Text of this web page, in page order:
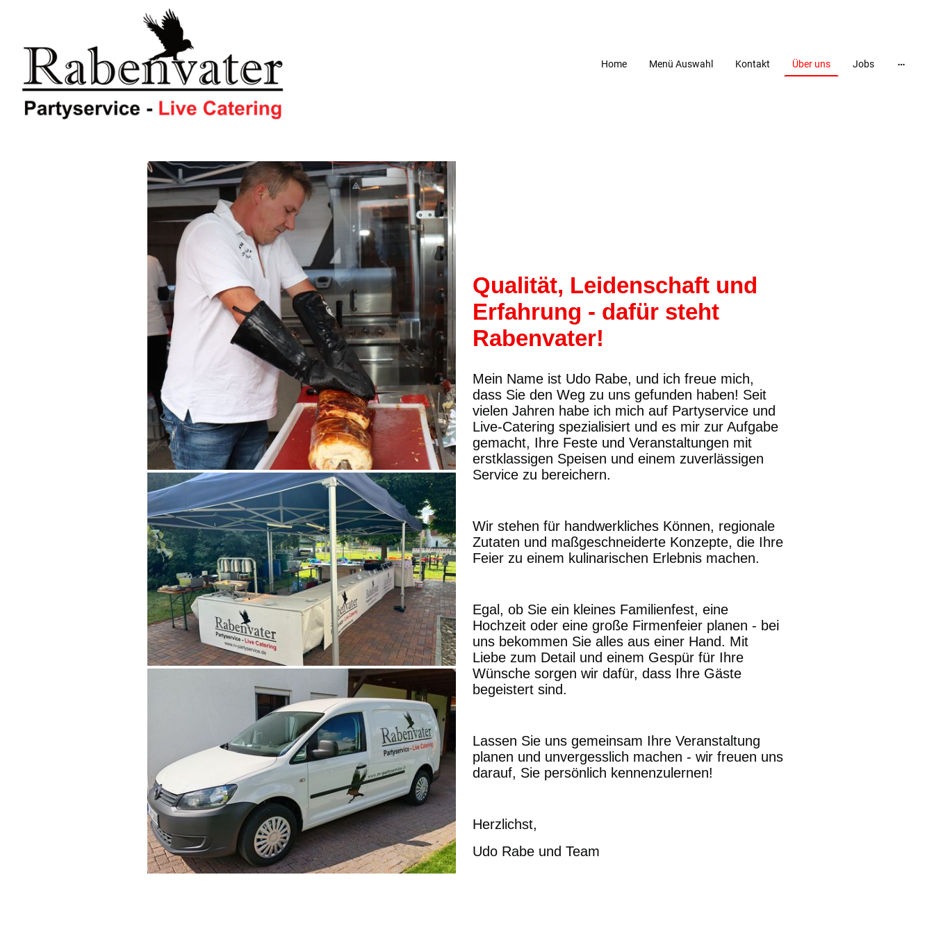
Home Menü Auswahl Kontakt Über uns Jobs
Qualität, Leidenschaft und
Erfahrung - dafür steht
Rabenvater!
Mein Name ist Udo Rabe, und ich freue mich,
dass Sie den Weg zu uns gefunden haben! Seit
vielen Jahren habe ich mich auf Partyservice und
Live-Catering spezialisiert und es mir zur Aufgabe
gemacht, Ihre Feste und Veranstaltungen mit
erstklassigen Speisen und einem zuverlässigen
Service zu bereichern.
Wir stehen für handwerkliches Können, regionale
Zutaten und maßgeschneiderte Konzepte, die Ihre
Feier zu einem kulinarischen Erlebnis machen.
Egal, ob Sie ein kleines Familienfest, eine
Hochzeit oder eine große Firmenfeier planen - bei
uns bekommen Sie alles aus einer Hand. Mit
Liebe zum Detail und einem Gespür für Ihre
Wünsche sorgen wir dafür, dass Ihre Gäste
begeistert sind.
Lassen Sie uns gemeinsam Ihre Veranstaltung
planen und unvergesslich machen - wir freuen uns
darauf, Sie persönlich kennenzulernen!
Herzlichst,
Udo Rabe und Team